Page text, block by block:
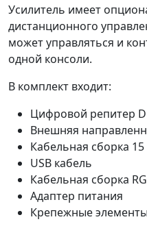
Усилитель имеет
дистанционного
может управляться и
одной консоли.
В комплект входит:
Цифровой репитер
Внешняя
Кабельная сборка
USB кабель
Кабельная сборка
Адаптер питания
Крепежные элементы